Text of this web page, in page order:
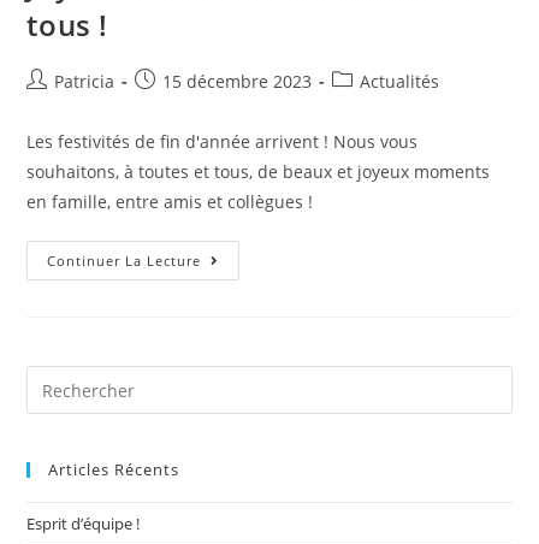
tous !
Patricia 15 décembre 2023 Actualités
Les festivités de fin d'année arrivent ! Nous vous
souhaitons, à toutes et tous, de beaux et joyeux moments
en famille, entre amis et collègues !
Continuer La Lecture
Articles Récents
Esprit d’équipe !